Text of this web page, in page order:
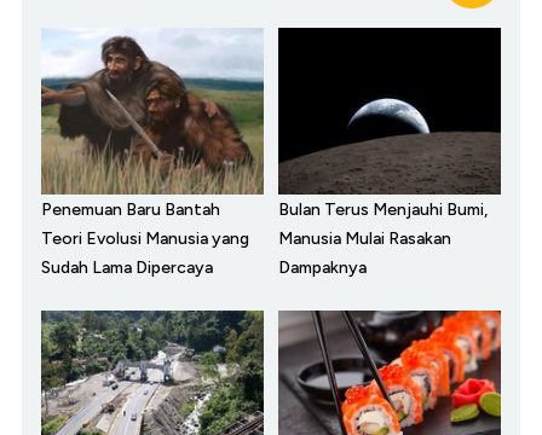
Penemuan Baru Bantah
Teori Evolusi Manusia yang
Sudah Lama Dipercaya
Bulan Terus Menjauhi Bumi,
Manusia Mulai Rasakan
Dampaknya